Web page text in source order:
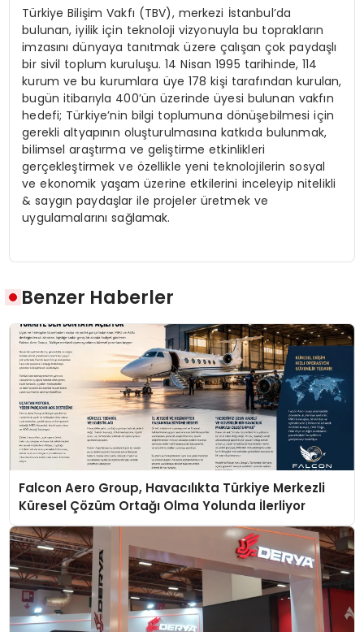
Türkiye Bilişim Vakfı (TBV), merkezi İstanbul’da
bulunan, iyilik için teknoloji vizyonuyla bu toprakların
imzasını dünyaya tanıtmak üzere çalışan çok paydaşlı
bir sivil toplum kuruluşu. 14 Nisan 1995 tarihinde, 114
kurum ve bu kurumlara üye 178 kişi tarafından kurulan,
bugün itibarıyla 400’ün üzerinde üyesi bulunan vakfın
hedefi; Türkiye’nin bilgi toplumuna dönüşebilmesi için
gerekli altyapının oluşturulmasına katkıda bulunmak,
bilimsel araştırma ve geliştirme etkinlikleri
gerçekleştirmek ve özellikle yeni teknolojilerin sosyal
ve ekonomik yaşam üzerine etkilerini inceleyip nitelikli
& saygın paydaşlar ile projeler üretmek ve
uygulamalarını sağlamak.
Benzer Haberler
Falcon Aero Group, Havacılıkta Türkiye Merkezli
Küresel Çözüm Ortağı Olma Yolunda İlerliyor